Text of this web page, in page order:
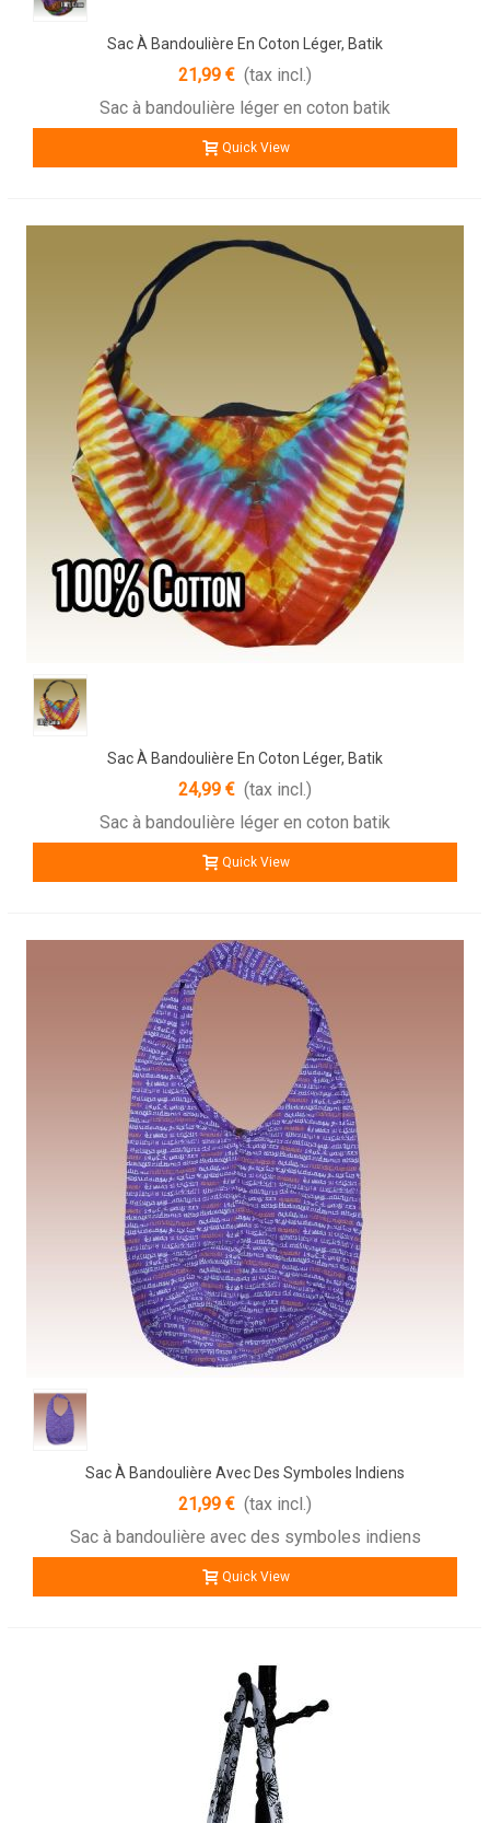
Sac À Bandoulière En Coton Léger, Batik
21,99 € (tax incl.)
Sac à bandoulière léger en coton batik
Quick View
Sac À Bandoulière En Coton Léger, Batik
24,99 € (tax incl.)
Sac à bandoulière léger en coton batik
Quick View
Sac À Bandoulière Avec Des Symboles Indiens
21,99 € (tax incl.)
Sac à bandoulière avec des symboles indiens
Quick View